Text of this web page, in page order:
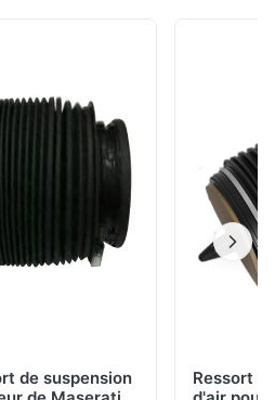
mois avec la politique facile
de suspension
Ressort